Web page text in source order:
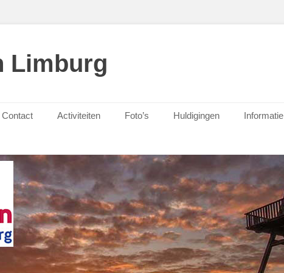
Limburg
Contact Activiteiten Foto’s Huldigingen Informatie